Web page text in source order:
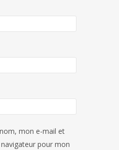
mon e-mail et
pour mon